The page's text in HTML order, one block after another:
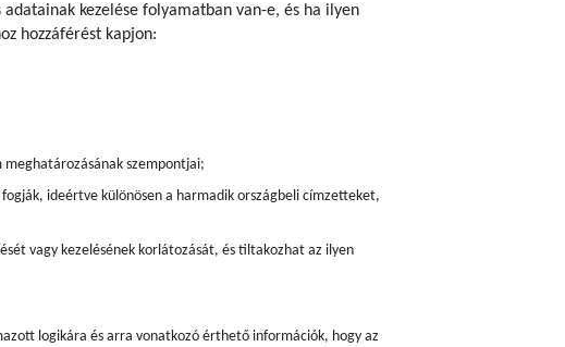
kezelése folyamatban van-e, és ha ilyen
hozzáférést kapjon:
szempontjai;
ideértve különösen a harmadik országbeli címzetteket,
vagy kezelésének korlátozását, és tiltakozhat az ilyen
logikára és arra vonatkozó érthető információk, hogy az